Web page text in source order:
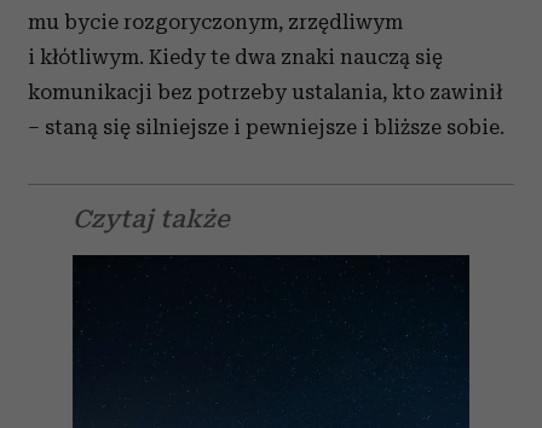
mu bycie rozgoryczonym, zrzędliwym
i kłótliwym. Kiedy te dwa znaki nauczą się
komunikacji bez potrzeby ustalania, kto zawinił
– staną się silniejsze i pewniejsze i bliższe sobie.
Czytaj także